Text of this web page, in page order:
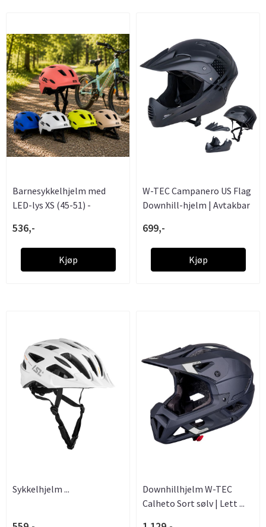
Barnesykkelhjelm med
LED-lys XS (45-51) -
536,-
Kjøp
W-TEC Campanero US Flag
Downhill-hjelm | Avtakbar
699,-
Kjøp
Sykkelhjelm ...
Downhillhjelm W-TEC
Calheto Sort sølv | Lett ...